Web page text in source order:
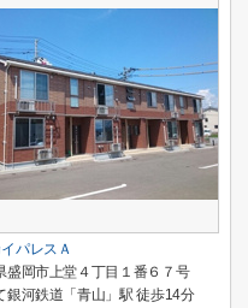
パレスＡ
盛岡市上堂４丁目１番６７号
銀河鉄道「青山」駅 徒歩14分